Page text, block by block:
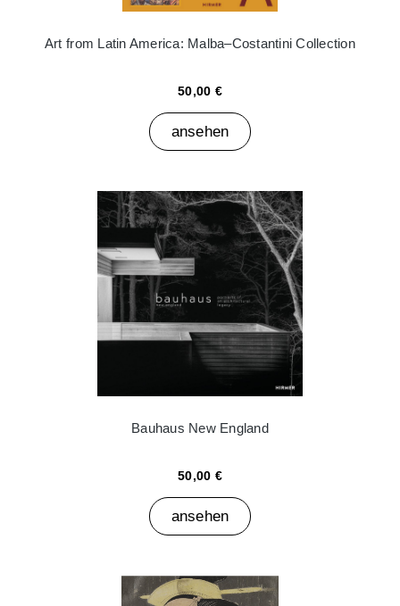
Art from Latin America: Malba–Costantini Collection
50,00 €
ansehen
Bauhaus New England
50,00 €
ansehen